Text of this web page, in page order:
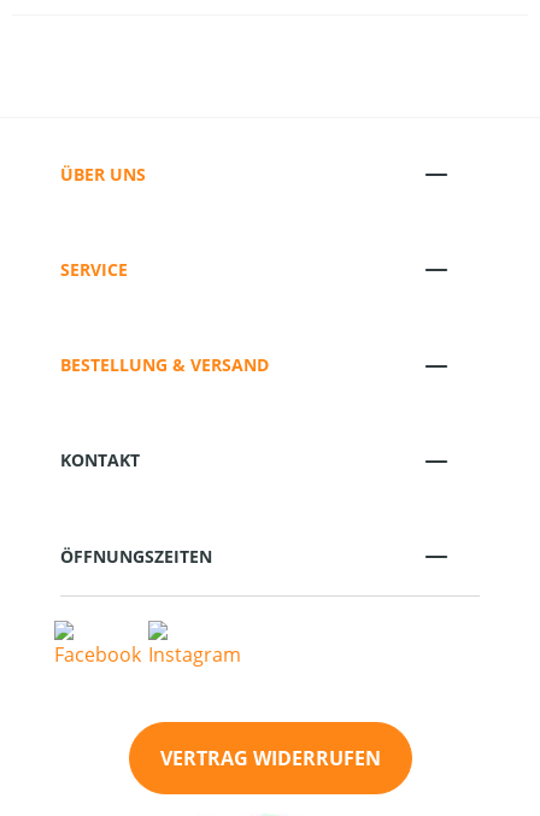
ÜBER UNS
SERVICE
BESTELLUNG & VERSAND
KONTAKT
ÖFFNUNGSZEITEN
VERTRAG WIDERRUFEN